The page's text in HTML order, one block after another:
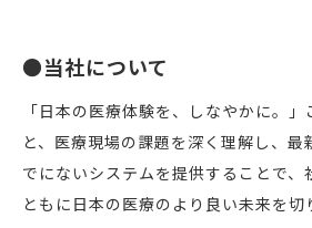
●当社について
「日本の医療体験を、しなやかに。
と、医療現場の課題を深く理解し、最
でにないシステムを提供することで、
ともに日本の医療のより良い未来を切